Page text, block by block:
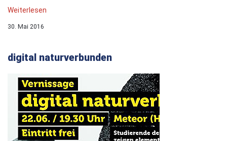
Weiterlesen
30. Mai 2016
digital naturverbunden